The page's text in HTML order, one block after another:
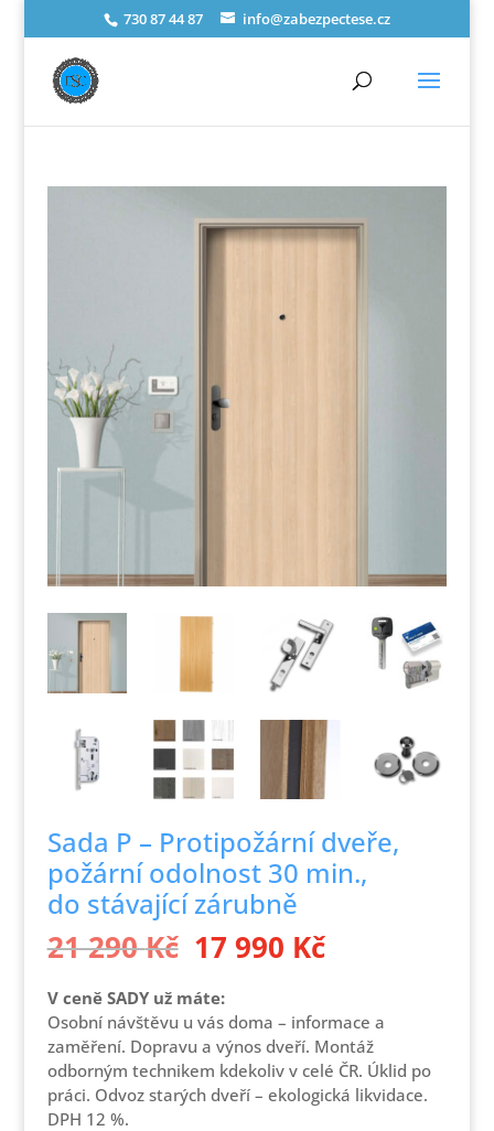
730 87 44 87 info@zabezpectese.cz
Sada P – Protipožární dveře,
požární odolnost 30 min.,
do stávající zárubně
21 290Kč Původní
cena
byla:
21 290 Kč.
17 990 KčAktuální
cena
17 990 Kč.
V ceně SADY už máte:
Osobní návštěvu u vás doma – informace a
zaměření. Dopravu a výnos dveří. Montáž
odborným technikem kdekoliv v celé ČR. Úklid po
práci. Odvoz starých dveří – ekologická likvidace.
DPH 12 %.